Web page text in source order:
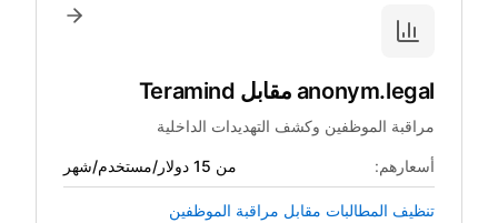
anonym.legal مقابل Teramind
مراقبة الموظفين وكشف التهديدات الداخلية
أسعارهم: من 15 دولار/مستخدم/شهر
تنظيف المطالبات مقابل مراقبة الموظفين